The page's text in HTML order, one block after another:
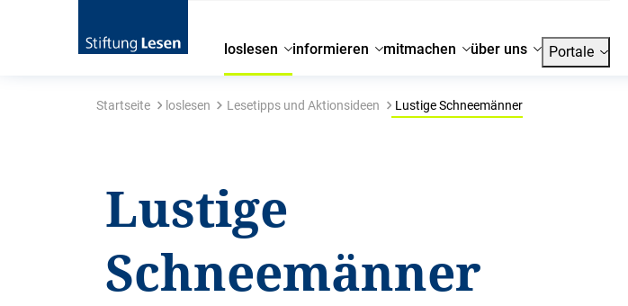
loslesen informieren mitmachen über uns Portale
Startseite loslesen Lesetipps und Aktionsideen Lustige Schneemänner
Lustige
Schneemänner